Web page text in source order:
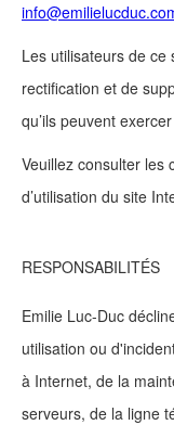
Les utilisateurs de ce
rectification et de
qu’ils peuvent
Veuillez consulter les
d’utilisation du site
RESPONSABILITÉS
Emilie Luc-Duc
utilisation ou
à Internet, de la
serveurs, de la ligne